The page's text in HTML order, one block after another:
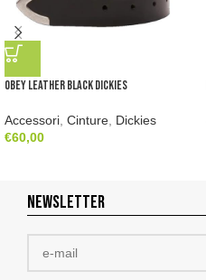
Obey Leather Black Dickies
Accessori, Cinture, Dickies
€60,00
NEWSLETTER